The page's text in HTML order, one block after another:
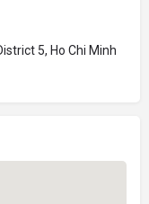
5, Ho Chi Minh